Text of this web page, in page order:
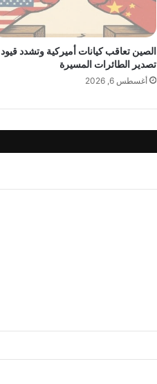
الصين تعاقب كيانات أميركية وتشدد قيود
تصدير الطائرات المسيرة
أغسطس 6, 2026